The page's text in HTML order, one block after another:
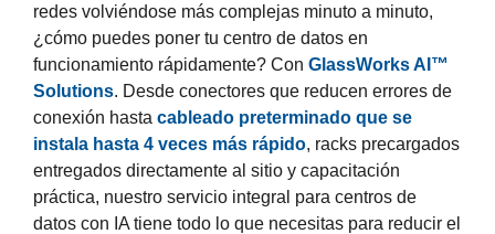
redes volviéndose más complejas minuto a minuto,
¿cómo puedes poner tu centro de datos en
funcionamiento rápidamente? Con GlassWorks AI™
Solutions. Desde conectores que reducen errores de
conexión hasta cableado preterminado que se
instala hasta 4 veces más rápido, racks precargados
entregados directamente al sitio y capacitación
práctica, nuestro servicio integral para centros de
datos con IA tiene todo lo que necesitas para reducir el